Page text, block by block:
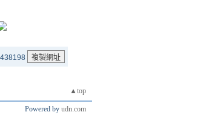
▲top
Powered by udn.com